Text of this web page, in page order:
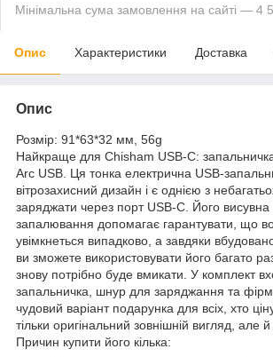
Мінімальна сума замовлення на сайті — 4
Опис Характеристики Доставка
Опис
Розмір: 91*63*32 мм, 56g
Найкраще для Chisham USB-C:
Arc USB. Ця тонка електрична USB-
вітрозахисний дизайн і є однією з
заряджати через порт USB-C. Його висувна
запалювання допомагає гарантувати, що
увімкнеться випадково, а завдяки
ви зможете використовувати його багато
знову потрібно буде вмикати. У комплект
запальничка, шнур для заряджання та
чудовий варіант подарунка для всіх, хто
тільки оригінальний зовнішній вигляд, але й
Причин купити його кілька: